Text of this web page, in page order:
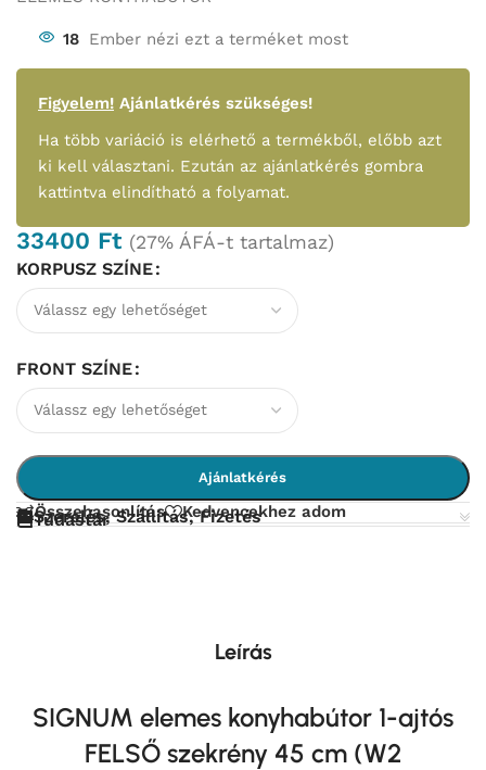
18 Ember nézi ezt a terméket most
Figyelem! Ajánlatkérés szükséges!
Ha több variáció is elérhető a termékből, előbb azt
ki kell választani. Ezután az ajánlatkérés gombra
kattintva elindítható a folyamat.
33400 Ft (27% ÁFÁ-t tartalmaz)
KORPUSZ SZÍNE
FRONT SZÍNE
Ajánlatkérés
Összehasonlítás Kedvencekhez adom
Szerelés, Szállítás, Fizetés
Tudástár
Leírás
SIGNUM elemes konyhabútor 1-ajtós
FELSŐ szekrény 45 cm (W2